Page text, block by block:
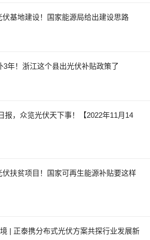
基地建设！国家能源局给出建设思路
3年！浙江这个县出光伏补贴政策了
报，众览光伏天下事！【2022年11月14
扶贫项目！国家可再生能源补贴要这样
| 正泰携分布式光伏方案共探行业发展新